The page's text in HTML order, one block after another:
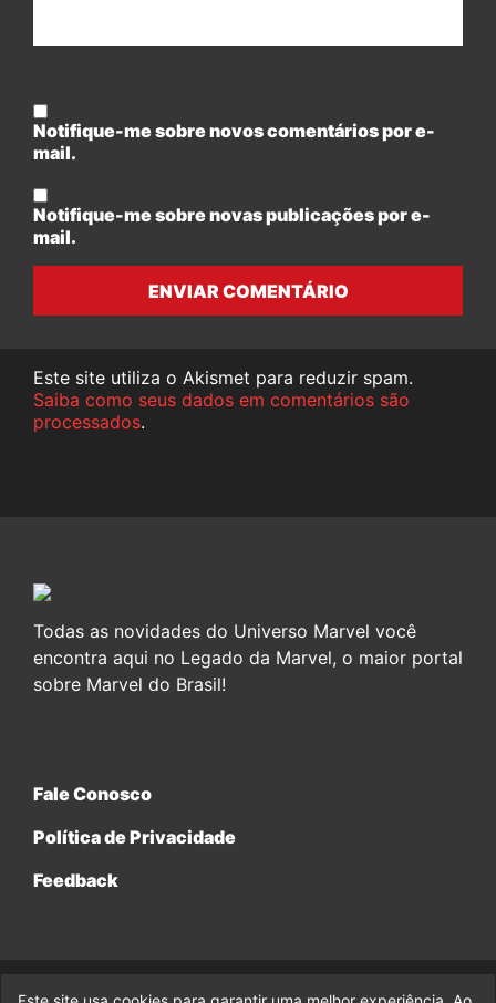
Notifique-me sobre novos comentários por e-
mail.
Notifique-me sobre novas publicações por e-
mail.
ENVIAR COMENTÁRIO
Este site utiliza o Akismet para reduzir spam.
Saiba como seus dados em comentários são
processados.
Todas as novidades do Universo Marvel você
encontra aqui no Legado da Marvel, o maior portal
sobre Marvel do Brasil!
Fale Conosco
Política de Privacidade
Feedback